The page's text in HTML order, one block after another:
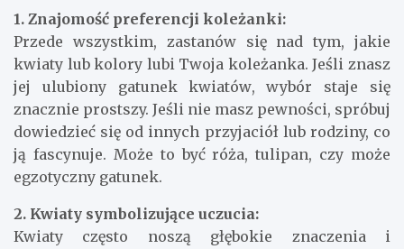
1. Znajomość preferencji koleżanki:
Przede wszystkim, zastanów się nad tym, jakie
kwiaty lub kolory lubi Twoja koleżanka. Jeśli znasz
jej ulubiony gatunek kwiatów, wybór staje się
znacznie prostszy. Jeśli nie masz pewności, spróbuj
dowiedzieć się od innych przyjaciół lub rodziny, co
ją fascynuje. Może to być róża, tulipan, czy może
egzotyczny gatunek.
2. Kwiaty symbolizujące uczucia:
Kwiaty często noszą głębokie znaczenia i